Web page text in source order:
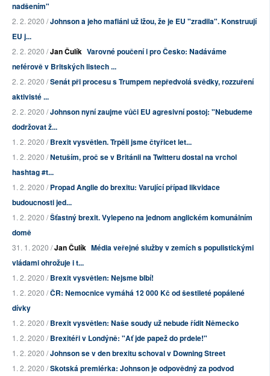
nadšením"
2. 2. 2020 /Johnson a jeho mafiáni už lžou, že je EU "zradila". Konstruují
EU j...
2. 2. 2020 /Jan Čulík Varovné poučení i pro Česko: Nadáváme
neférově v Britských listech ...
2. 2. 2020 /Senát při procesu s Trumpem nepředvolá svědky, rozzuření
aktivisté ...
2. 2. 2020 /Johnson nyní zaujme vůči EU agresivní postoj: "Nebudeme
dodržovat ž...
1. 2. 2020 /Brexit vysvětlen. Trpěli jsme čtyřicet let...
1. 2. 2020 /Netuším, proč se v Británii na Twitteru dostal na vrchol
hashtag #t...
1. 2. 2020 /Propad Anglie do brexitu: Varující případ likvidace
budoucnosti jed...
1. 2. 2020 /Šťastný brexit. Vylepeno na jednom anglickém komunálním
domě
31. 1. 2020 /Jan Čulík Média veřejné služby v zemích s populistickými
vládami ohrožuje i t...
1. 2. 2020 /Brexit vysvětlen: Nejsme blbí!
1. 2. 2020 /ČR: Nemocnice vymáhá 12 000 Kč od šestileté popálené
dívky
1. 2. 2020 /Brexit vysvětlen: Naše soudy už nebude řídit Německo
1. 2. 2020 /Brexitéři v Londýně: "Ať jde papež do prdele!"
1. 2. 2020 /Johnson se v den brexitu schoval v Downing Street
1. 2. 2020 /Skotská premiérka: Johnson je odpovědný za podvod